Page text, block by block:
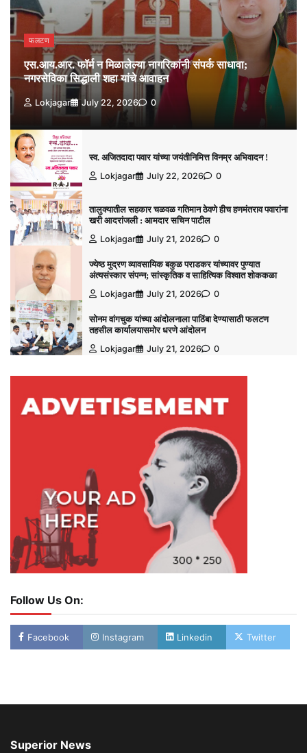
फलटण
एस.आय.आर. फॉर्म न मिळालेल्या नागरिकांनी संपर्क साधावा;
नगरसेविका सिद्धाली शहा यांचे आवाहन
Lokjagar July 22, 2026 0
स्व. अजितदादा पवार यांच्या जयंतीनिमित्त विनम्र अभिवादन !
Lokjagar
July 22, 2026 0
तालुक्यातील सहकार चळवळ गतिमान ठेवणे हीच हणमंतराव पवारांना
खरी आदरांजली : आमदार सचिन पाटील
Lokjagar
July 21, 2026 0
ज्येष्ठ मुद्रण व्यावसायिक बकुळ पराडकर यांच्यावर पुण्यात
अंत्यसंस्कार संपन्न; सांस्कृतिक व साहित्यिक विश्‍वात शोककळा
Lokjagar
July 21, 2026 0
सोनम वांगचुक यांच्या आंदोलनाला पाठिंबा देण्यासाठी फलटण
तहसील कार्यालयासमोर धरणे आंदोलन
Lokjagar
July 21, 2026 0
Follow Us On:
Facebook Instagram Linkedin Twitter
Superior News